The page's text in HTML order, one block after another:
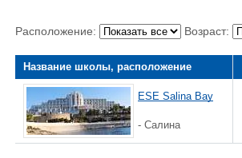
Расположение: Возраст:
Название школы, расположение
ESE Salina Bay
- Салина